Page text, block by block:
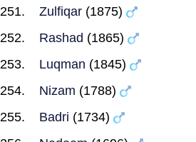
Zulfiqar (1875)
Rashad (1865)
Luqman (1845)
Nizam (1788)
Badri (1734)